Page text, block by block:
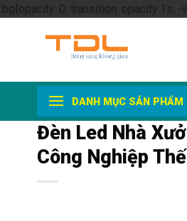
.bg{opacity: 0; transition: opacity 1s;
DANH MỤC SẢN PHẨM
Đèn Led Nhà
Công Nghiệp